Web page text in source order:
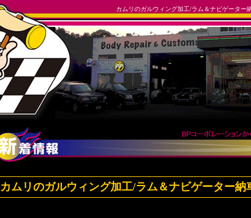
カムリのガルウィング加工/ラム＆ナビゲータ
カムリのガルウィング加工/ラム＆ナビゲーター納